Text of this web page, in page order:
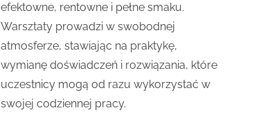
efektowne, rentowne i pełne smaku.
Warsztaty prowadzi w swobodnej
atmosferze, stawiając na praktykę,
wymianę doświadczeń i rozwiązania, które
uczestnicy mogą od razu wykorzystać w
swojej codziennej pracy.